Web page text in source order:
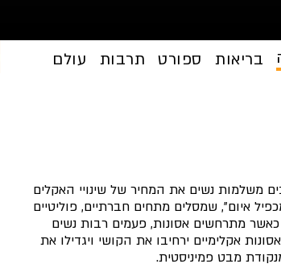
בריאות ספורט תרבות עולם
משלמות נשים את המחיר של שינויי האקלים
איום", שמסלים מתחים חברתיים, פוליטיים
כאשר מתרחשים אסונות, פעמים רבות נשים
אקלימיים ירחיבו את הקושי ויגדילו את
מבט פמיניסטית.